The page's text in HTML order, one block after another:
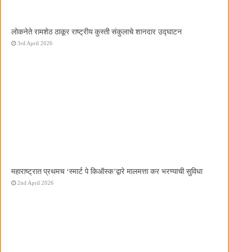
लोकनेते रामशेठ ठाकूर राष्ट्रीय कुस्ती संकुलाचे शानदार उद्घाटन
3rd April 2026
महाराष्ट्रात प्रथमच ‌‘स्मार्ट पे किऑस्क‌’द्वारे मालमत्ता कर भरण्याची सुविधा
2nd April 2026